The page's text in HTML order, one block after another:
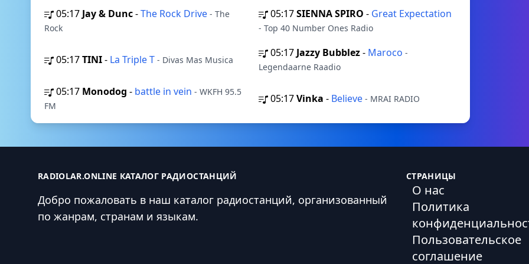
05:17 Jay & Dunc-The Rock Drive - The
Rock
05:17SIENNA SPIRO - Great Expectation
- Top 40 Number Ones Radio
05:17TINI- La Triple T - Divas Mas Musica
05:17 Jazzy Bubblez- Maroco -
Legendaarne Raadio
05:17 Monodog - battle in vein - WKFH 95.5
FM
05:17Vinka - Believe - MRAI RADIO
RADIOLAR.ONLINE КАТАЛОГ РАДИОСТАНЦИЙ
Добро пожаловать в наш каталог радиостанций, организованный
по жанрам, странам и языкам.
СТРАНИЦЫ
О нас
Политика
Пользовательское
соглашение